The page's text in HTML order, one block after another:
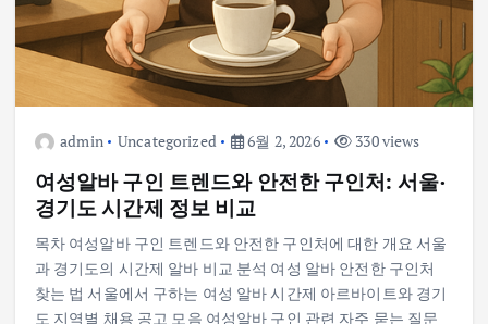
admin Uncategorized 6월 2, 2026 330 views
여성알바 구인 트렌드와 안전한 구인처: 서울·
경기도 시간제 정보 비교
목차 여성알바 구인 트렌드와 안전한 구인처에 대한 개요 서울
과 경기도의 시간제 알바 비교 분석 여성 알바 안전한 구인처
찾는 법 서울에서 구하는 여성 알바 시간제 아르바이트와 경기
도 지역별 채용 공고 모음 여성알바 구인 관련 자주 묻는 질문